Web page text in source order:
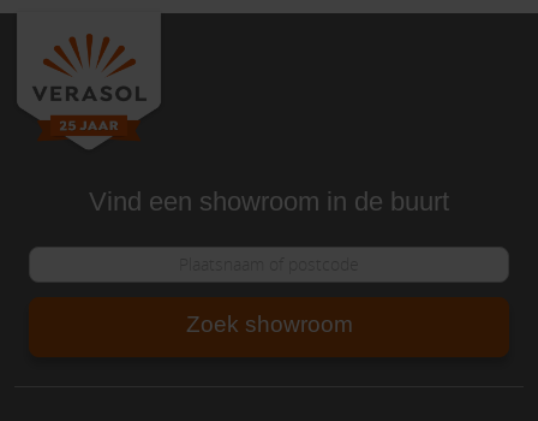
Vind een showroom in de buurt
Zoek showroom